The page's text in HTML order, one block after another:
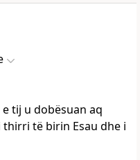
tij u dobësuan aq
të birin Esau dhe i